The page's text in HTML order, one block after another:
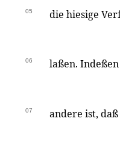
05 die hiesige
06 laßen.
07 andere ist,